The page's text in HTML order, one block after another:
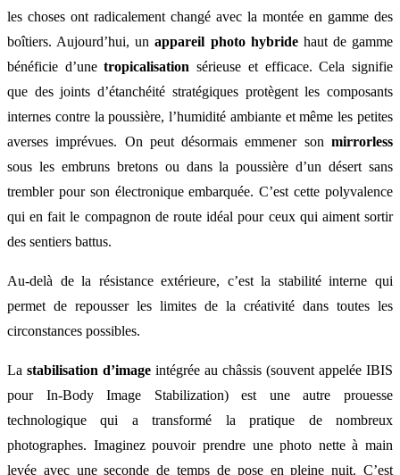
les choses ont radicalement changé avec la montée en gamme des
boîtiers. Aujourd’hui, unappareil photo hybridehaut de gamme
bénéficie d’unetropicalisation sérieuse et efficace. Cela signifie
que des joints d’étanchéité stratégiques protègent les composants
internes contre la poussière, l’humidité ambiante et même les petites
averses imprévues. On peut désormais emmener son mirrorless
sous les embruns bretons ou dans la poussière d’un désert sans
trembler pour son électronique embarquée. C’est cette polyvalence
qui en fait le compagnon de route idéal pour ceux qui aiment sortir
des sentiers battus.
Au-delà de la résistance extérieure, c’est la stabilité interne qui
permet de repousser les limites de la créativité dans toutes les
circonstances possibles.
La stabilisation d’image intégrée au châssis (souvent appelée IBIS
pour In-Body Image Stabilization) est une autre prouesse
technologique qui a transformé la pratique de nombreux
photographes. Imaginez pouvoir prendre une photo nette à main
levée avec une seconde de temps de pose en pleine nuit. C’est